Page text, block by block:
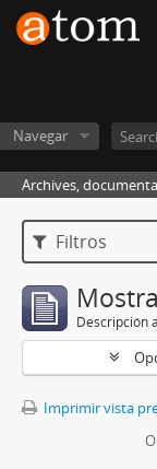
Navegar
Archives,
Filtros
Descripción
Imprimir vista